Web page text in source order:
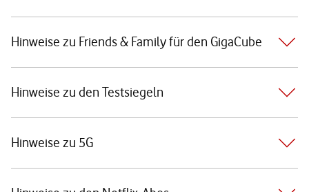
Hinweise zu Friends & Family für den GigaCube
Hinweise zu den Testsiegeln
Hinweise zu 5G